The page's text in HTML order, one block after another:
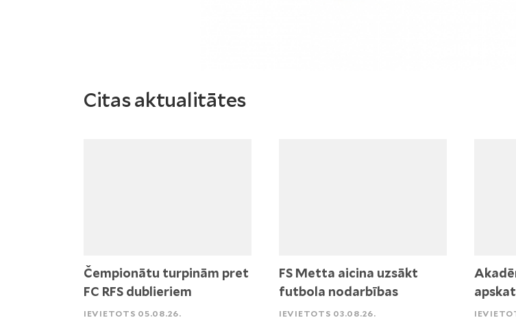
Citas aktualitātes
Čempionātu turpinām pret
FC RFS dublieriem
IEVIETOTS 05.08.26.
FS Metta aicina uzsākt
futbola nodarbības
IEVIETOTS 03.08.26.